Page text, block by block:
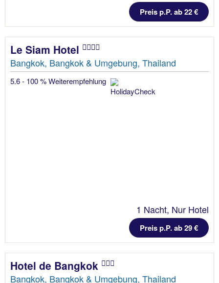
Preis p.P. ab 22 €
Le Siam Hotel
Bangkok, Bangkok & Umgebung, Thailand
5.6 - 100 % Weiterempfehlung
1 Nacht, Nur Hotel
Preis p.P. ab 29 €
Hotel de Bangkok
Bangkok, Bangkok & Umgebung, Thailand